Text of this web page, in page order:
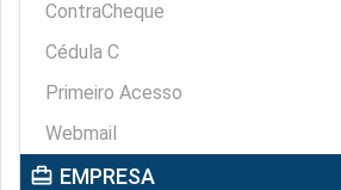
ContraCheque
Cédula C
Primeiro Acesso
Webmail
card_travel EMPRESA